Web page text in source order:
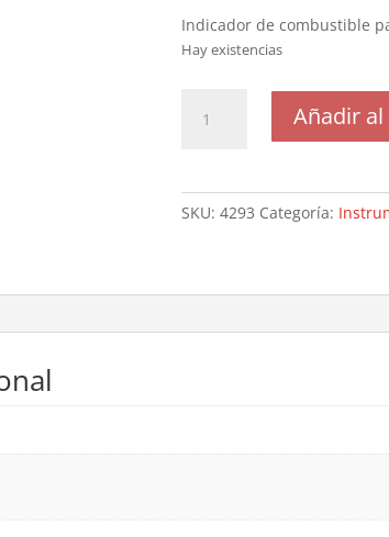
Indicador de combustible
Hay existencias
COMBUSTIBLE
Añadir
SKU:4293 Categoría: